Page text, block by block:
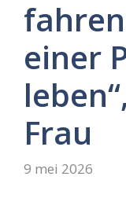
einer
Frau
9 mei 2026